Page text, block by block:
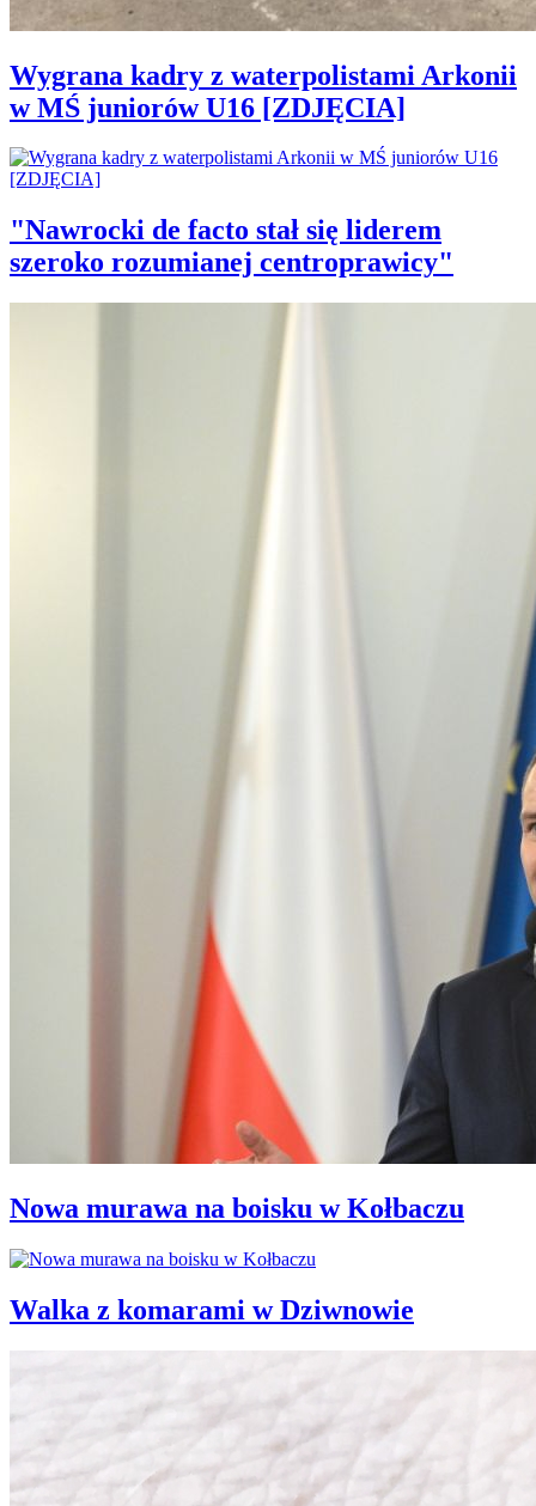
Wygrana kadry z waterpolistami Arkonii
w MŚ juniorów U16 [ZDJĘCIA]
"Nawrocki de facto stał się liderem
szeroko rozumianej centroprawicy"
Nowa murawa na boisku w Kołbaczu
Walka z komarami w Dziwnowie